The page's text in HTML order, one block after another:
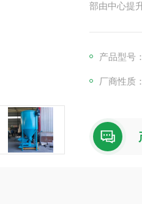
部由中心提
产品型号：
厂商性质